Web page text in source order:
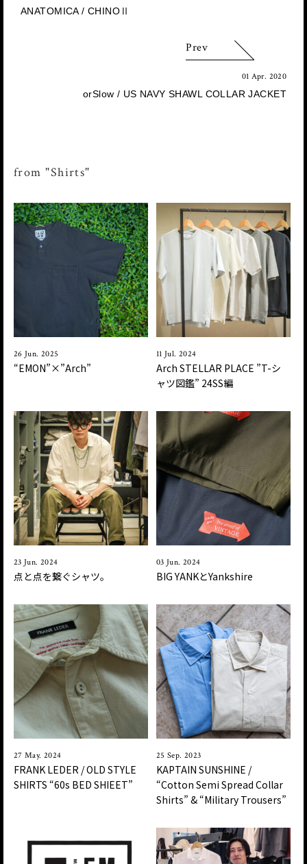
ANATOMICA / CHINOⅡ
Prev
01 Apr. 2020
orSlow / US NAVY SHAWL COLLAR JACKET
from "Shirts"
26 Jun. 2025
“EMON”×”Arch”
11 Jul. 2024
Arch STELLAR PLACE ”T-シ
ャツ図鑑” 24SS編
23 Jun. 2024
点と点を繋ぐシャツ。
03 Jun. 2024
BIG YANKとYankshire
27 May. 2024
FRANK LEDER / OLD STYLE
SHIRTS “60s BED SHIEET”
25 Sep. 2023
KAPTAIN SUNSHINE /
“Cotton Semi Spread Collar
Shirts” & “Military Trousers”